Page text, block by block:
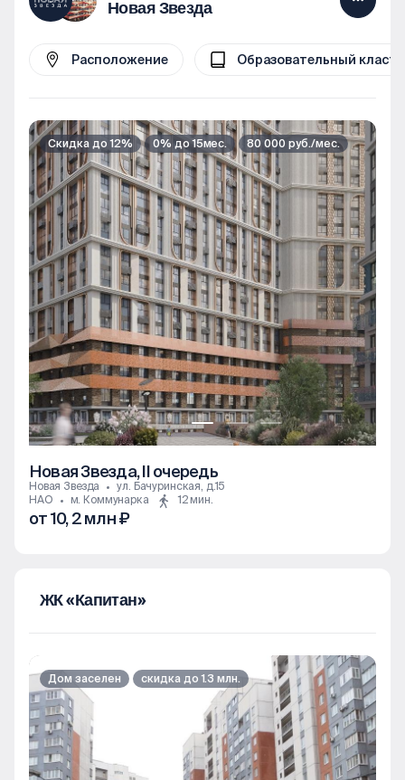
Новая Звезда
Расположение Образовательный
Скидка до 12% 0% до 15мес. 80 000 руб./мес.
Новая Звезда, II очередь
Новая Звезда
ул. Бачуринская, д.15
НАО
м. Коммунарка 12 мин.
от 10, 2 млн ₽
ЖК «Капитан»
Дом заселен скидка до 1.3 млн.